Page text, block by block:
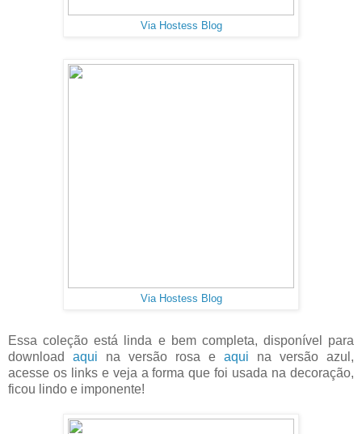
Via Hostess Blog
Via Hostess Blog
Essa coleção está linda e bem completa, disponível para
download aqui na versão rosa e aqui na versão azul,
acesse os links e veja a forma que foi usada na decoração,
ficou lindo e imponente!